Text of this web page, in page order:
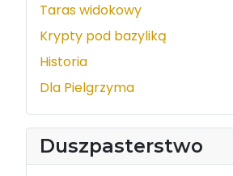
Taras widokowy
Krypty pod bazyliką
Historia
Dla Pielgrzyma
Duszpasterstwo